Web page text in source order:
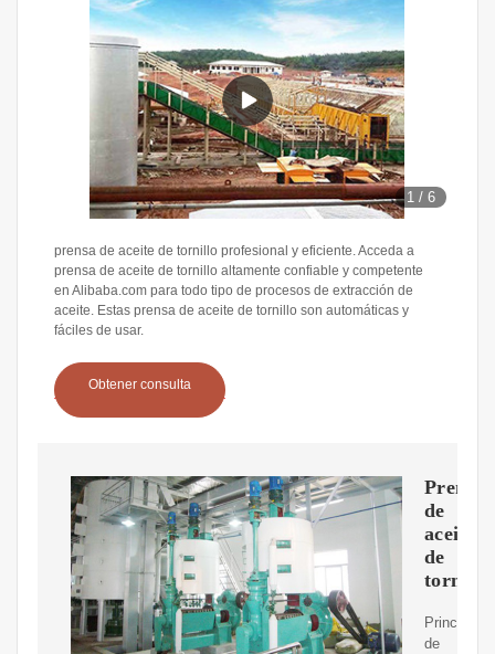
1 /6
prensa de aceite de tornillo profesional y eficiente. Acceda a
prensa de aceite de tornillo altamente confiable y competente
en Alibaba.com para todo tipo de procesos de extracción de
aceite. Estas prensa de aceite de tornillo son automáticas y
fáciles de usar.
Obtener consulta
Prensa
de
aceite
de
tornillo
Principio
de